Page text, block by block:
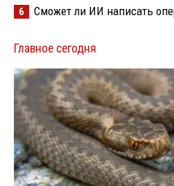
6 Сможет ли ИИ написать
Главное сегодня